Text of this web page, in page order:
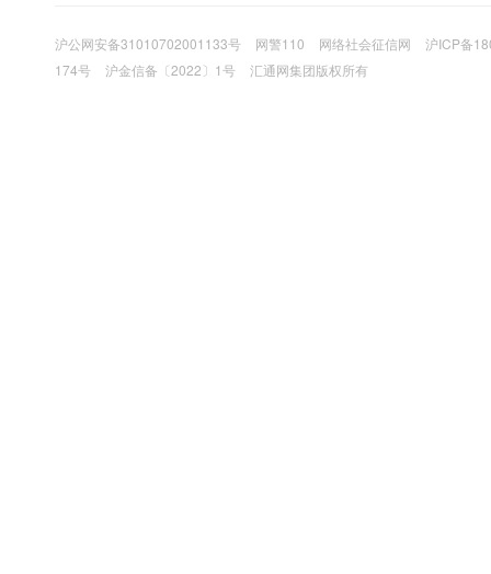
沪公网安备31010702001133号 网警110 网络社会征信网
沪ICP备
174号
沪金信备〔2022〕1号 汇通网集团版权所有